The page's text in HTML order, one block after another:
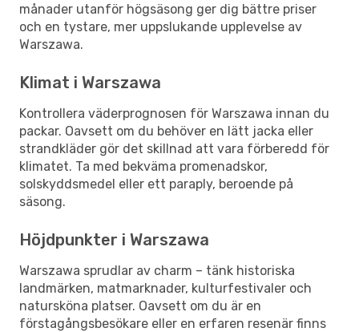
månader utanför högsäsong ger dig bättre priser
och en tystare, mer uppslukande upplevelse av
Warszawa.
Klimat i Warszawa
Kontrollera väderprognosen för Warszawa innan du
packar. Oavsett om du behöver en lätt jacka eller
strandkläder gör det skillnad att vara förberedd för
klimatet. Ta med bekväma promenadskor,
solskyddsmedel eller ett paraply, beroende på
säsong.
Höjdpunkter i Warszawa
Warszawa sprudlar av charm – tänk historiska
landmärken, matmarknader, kulturfestivaler och
natursköna platser. Oavsett om du är en
förstagångsbesökare eller en erfaren resenär finns